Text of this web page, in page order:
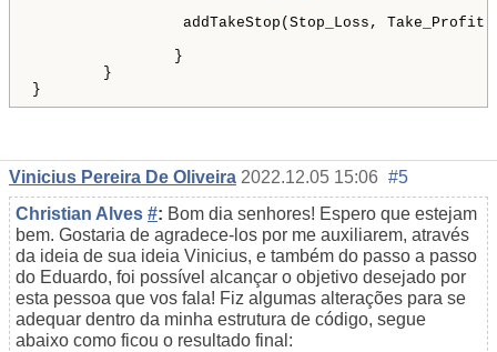
addTakeStop(Stop_Loss,
}
}
}
Vinicius Pereira De Oliveira 2022.12.05 15:06 #5
Christian Alves #: Bom dia senhores! Espero que estejam
bem. Gostaria de agradece-los por me auxiliarem, através
da ideia de sua ideia Vinicius, e também do passo a passo
do Eduardo, foi possível alcançar o objetivo desejado por
esta pessoa que vos fala! Fiz algumas alterações para se
adequar dentro da minha estrutura de código, segue
abaixo como ficou o resultado final: